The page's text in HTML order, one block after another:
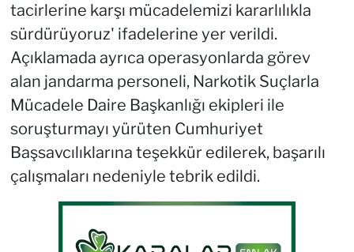
tacirlerine karşı mücadelemizi kararlılıkla
sürdürüyoruz' ifadelerine yer verildi.
Açıklamada ayrıca operasyonlarda görev
alan jandarma personeli, Narkotik Suçlarla
Mücadele Daire Başkanlığı ekipleri ile
soruşturmayı yürüten Cumhuriyet
Başsavcılıklarına teşekkür edilerek, başarılı
çalışmaları nedeniyle tebrik edildi.